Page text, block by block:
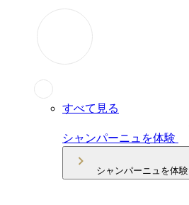
すべて見る
シャンパーニュを体験
シャンパーニュを体験